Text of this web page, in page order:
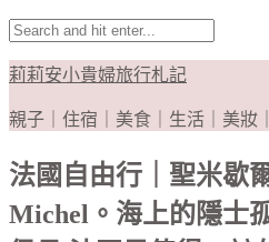
莉莉安小貴婦旅行札記
親子｜住宿｜美食｜生活｜美妝
法國自由行｜聖米歇
Michel。海上的隱士